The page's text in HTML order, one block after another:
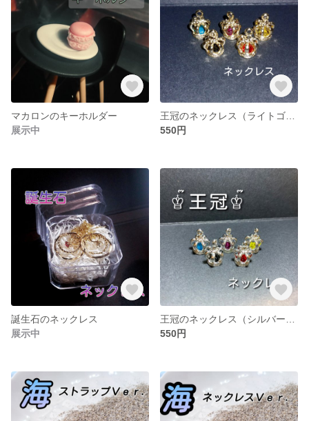
マカロンのキーホルダー
展示中
550円
誕生石のネックレス
展示中
550円